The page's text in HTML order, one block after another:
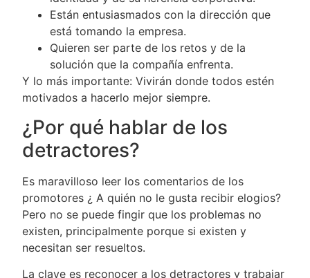
Están entusiasmados con la dirección que
está tomando la empresa.
Quieren ser parte de los retos y de la
solución que la compañía enfrenta.
Y lo más importante: Vivirán donde todos estén
motivados a hacerlo mejor siempre.
¿Por qué hablar de los
detractores?
Es maravilloso leer los comentarios de los
promotores ¿ A quién no le gusta recibir elogios?
Pero no se puede fingir que los problemas no
existen, principalmente porque si existen y
necesitan ser resueltos.
La clave es reconocer a los detractores y trabajar